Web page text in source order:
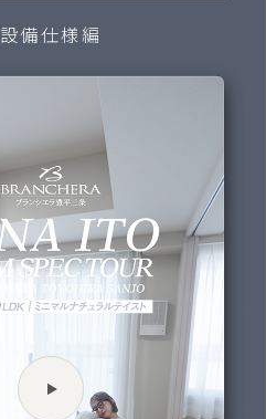
設備仕様編